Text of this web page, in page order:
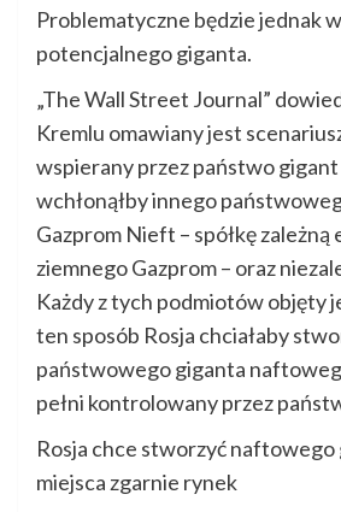
Problematyczne będzie jednak
potencjalnego giganta.
„The Wall Street Journal”
Kremlu omawiany jest
wspierany przez państwo
wchłonąłby innego
Gazprom Nieft – spółkę
ziemnego Gazprom – oraz
Każdy z tych podmiotów objęty
ten sposób Rosja chciałaby
państwowego giganta
pełni kontrolowany przez
Rosja chce stworzyć naftowego
miejsca zgarnie rynek